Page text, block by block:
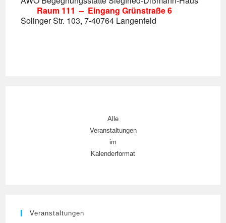
Raum 111 – Eingang Grünstraße 6
Solinger Str. 103, 7-40764 Langenfeld
Alle
Veranstaltungen
im
Kalenderformat
Veranstaltungen